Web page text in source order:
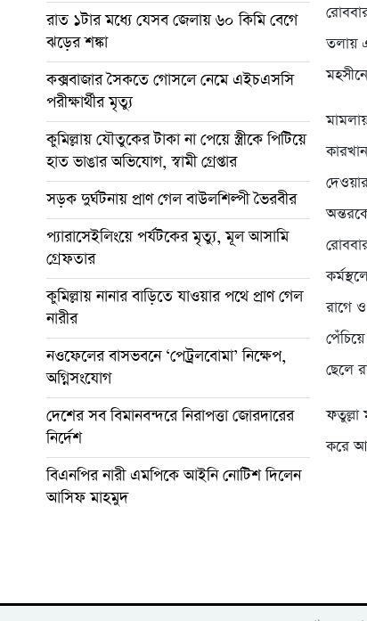
রাত ১টার মধ্যে যেসব জেলায় ৬০ কিমি বেগে
ঝড়ের শঙ্কা
কক্সবাজার সৈকতে গোসলে নেমে এইচএসসি
পরীক্ষার্থীর মৃত্যু
কুমিল্লায় যৌতুকের টাকা না পেয়ে স্ত্রীকে পিটিয়ে
হাত ভাঙার অভিযোগ, স্বামী গ্রেপ্তার
সড়ক দুর্ঘটনায় প্রাণ গেল বাউলশিল্পী ভৈরবীর
প্যারাসেইলিংয়ে পর্যটকের মৃত্যু, মূল আসামি
গ্রেফতার
কুমিল্লায় নানার বাড়িতে যাওয়ার পথে প্রাণ গেল
নারীর
নওফেলের বাসভবনে ‘পেট্রলবোমা’ নিক্ষেপ,
অগ্নিসংযোগ
দেশের সব বিমানবন্দরে নিরাপত্তা জোরদারের
নির্দেশ
বিএনপির নারী এমপিকে আইনি নোটিশ দিলেন
আসিফ মাহমুদ
তলায়
রাগে
ছেলে
ফতুল্লা
করে